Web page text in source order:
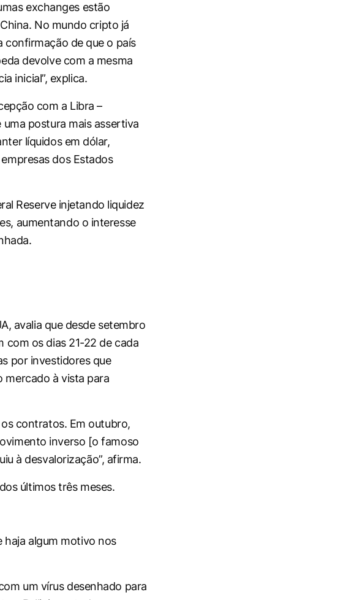
exchangesestão
No mundo cripto já
confirmação de que o país
devolve com a mesma
inicial”, explica.
com a Libra –
postura mais assertiva
líquidos em dólar,
dos Estados
Reserve injetando liquidez
aumentando o interesse
avalia que desde setembro
com os dias 21-22 de cada
por investidores que
mercado à vista para
contratos. Em outubro,
inverso [o famoso
à desvalorização”, afirma.
últimos três meses.
haja algum motivo nos
um vírus desenhado para